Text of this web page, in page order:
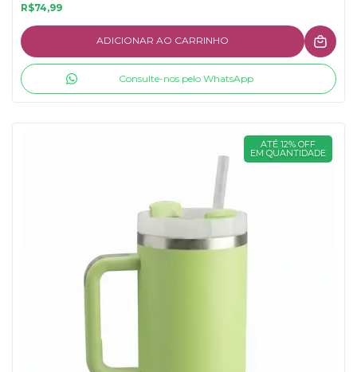
R$74,99
ADICIONAR AO CARRINHO
Consulte-nos pelo WhatsApp
ATÉ 12% OFF
EM QUANTIDADE